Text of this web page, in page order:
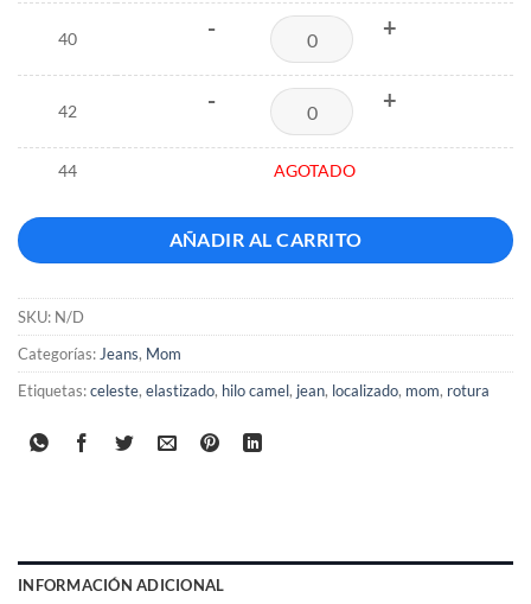
40 - +
42 - +
44 AGOTADO
AÑADIR AL CARRITO
SKU: N/D
Categorías: Jeans, Mom
Etiquetas:celeste, elastizado, hilo camel, jean, localizado, mom, rotura
INFORMACIÓN ADICIONAL